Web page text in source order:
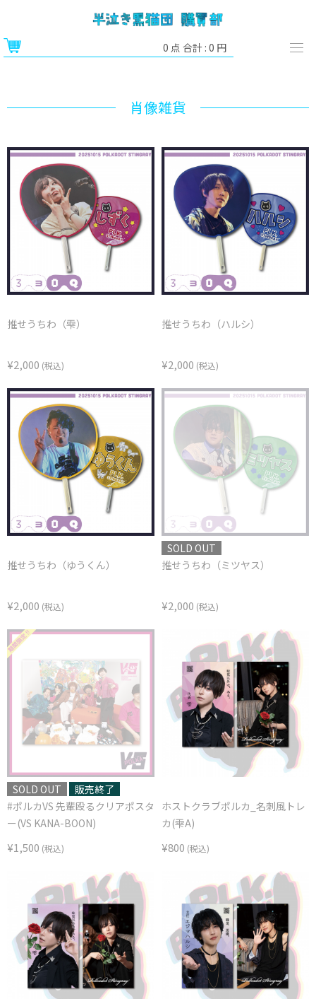
0 点 合計 : 0 円
肖像雑貨
推せうちわ（雫）
¥2,000 (税込)
推せうちわ（ハルシ）
¥2,000 (税込)
推せうちわ（ゆうくん）
¥2,000 (税込)
SOLD OUT
推せうちわ（ミツヤス）
¥2,000 (税込)
SOLD OUT
販売終了
#ポルカVS 先輩殴るクリアポスタ
ー(VS KANA-BOON)
¥1,500 (税込)
ホストクラブポルカ_名刺風トレ
カ(雫A)
¥800 (税込)